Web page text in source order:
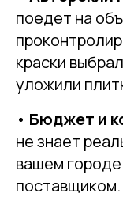
поедет на
краски
уложили
• Бюджет и
не знает
вашем городе
поставщиком.